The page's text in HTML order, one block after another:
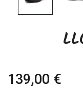
139,00 €